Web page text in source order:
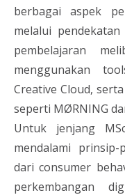
berbagai aspek
melalui
pembelajaran
menggunakan
Creative Cloud,
seperti MØRNING
Untuk jenjang
mendalami
dari consumer
perkembangan